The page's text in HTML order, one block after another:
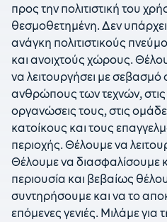
προς την πολιτιστική του
θεσμοθετημένη. Δεν
ανάγκη πολιτιστικούς
και ανοιχτούς χώρους.
να λειτουργήσει με σεβασμό
ανθρώπους των τεχνών, στις
οργανώσεις τους, στις
κατοίκους και τους
περιοχής. Θέλουμε να
Θέλουμε να διασφαλίσουμε
περιουσία και βεβαίως
συντηρήσουμε και να το
επόμενες γενιές. Μιλάμε για